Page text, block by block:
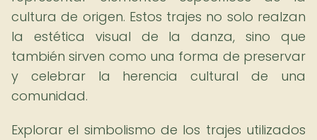
cultura de origen. Estos trajes no solo realzan
la estética visual de la danza, sino que
también sirven como una forma de preservar
y celebrar la herencia cultural de una
comunidad.
Explorar el simbolismo de los trajes utilizados